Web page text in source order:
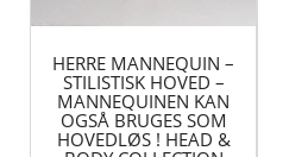
HERRE MANNEQUIN –
STILISTISK HOVED –
MANNEQUINEN KAN
OGSÅ BRUGES SOM
HOVEDLØS ! HEAD &